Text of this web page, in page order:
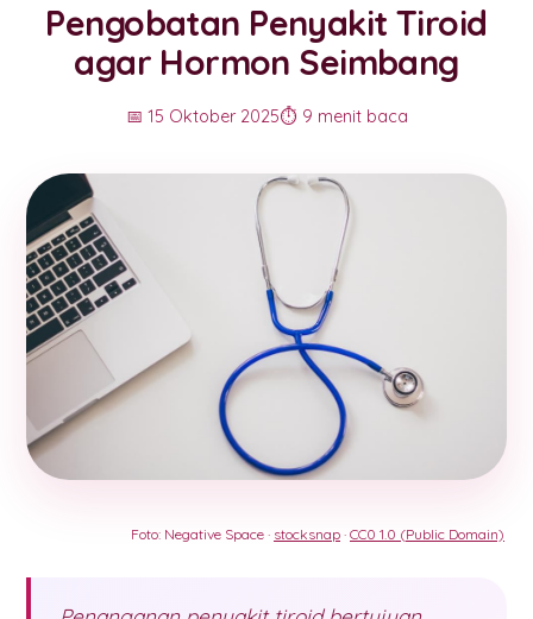
Pengobatan Penyakit Tiroid
agar Hormon Seimbang
📅 15 Oktober 2025⏱️ 9 menit baca
Foto: Negative Space · stocksnap · CC0 1.0 (Public Domain)